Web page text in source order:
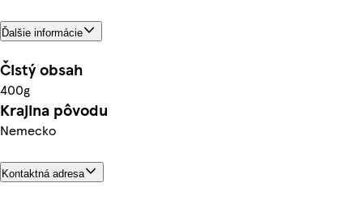
Ďalšie informácie
Čistý obsah
400g
Krajina pôvodu
Nemecko
Kontaktná adresa